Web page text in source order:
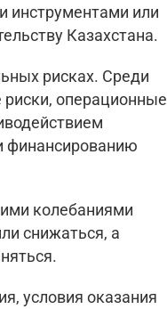
инструментами или
Казахстана.
рисках. Среди
риски, операционные
финансированию
колебаниями
снижаться, а
условия оказания